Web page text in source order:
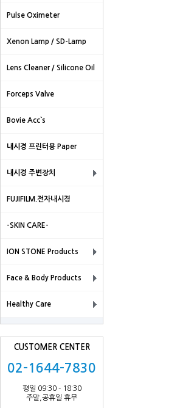
Pulse Oximeter
Xenon Lamp / SD-Lamp
Lens Cleaner / Silicone Oil
Forceps Valve
Bovie Acc`s
내시경 프린터용 Paper
내시경 주변장치
FUJIFILM.전자내시경
-SKIN CARE-
ION STONE Products
Face & Body Products
Healthy Care
CUSTOMER CENTER
02-1644-7830
평일 09:30 - 18:30
주말,공휴일 휴무